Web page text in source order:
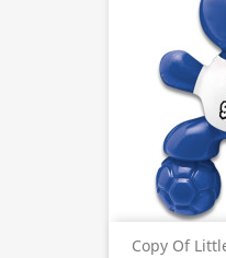
Copy Of